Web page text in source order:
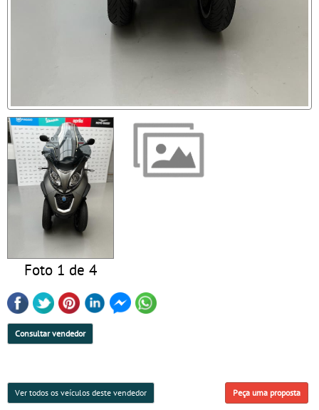
Foto 1 de 4
Consultar vendedor
Ver todos os veículos deste vendedor Peça uma proposta